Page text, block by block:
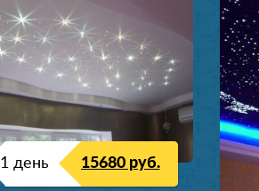
1 день 15680 руб.